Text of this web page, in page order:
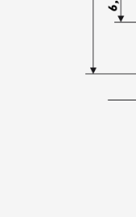
13,00-12,50MM
02673 - ANEL DE